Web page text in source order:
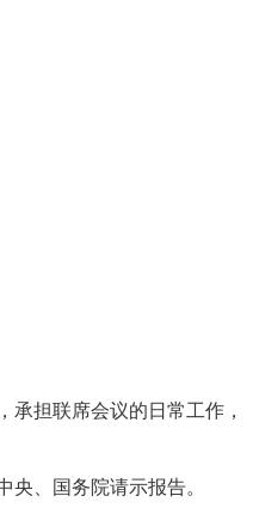
担联席会议的日常工作，
、国务院请示报告。